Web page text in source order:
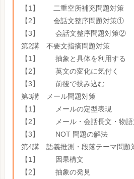
【1】 二重空所補充問題対策
【2】 会話文整序問題対策①
【3】 会話文整序問題対策②
第2講 不要文指摘問題対策
【1】 抽象と具体を利用する
【2】 英文の変化に気付く
【3】 前後で挟み込む
第3講 メール問題対策
【1】 メールの定型表現
【2】 メール・会話長文・物語
【3】 NOT 問題の解法
第4講 語義推測・段落テーマ問
【1】 因果構文
【2】 抽象の発見